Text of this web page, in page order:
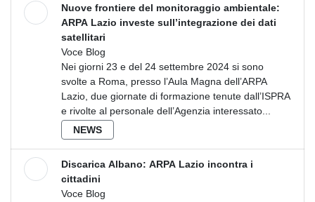
Nuove frontiere del monitoraggio ambientale:
ARPA Lazio investe sull’integrazione dei dati
satellitari
Voce Blog
Nei giorni 23 e del 24 settembre 2024 si sono
svolte a Roma, presso l’Aula Magna dell’ARPA
Lazio, due giornate di formazione tenute dall’ISPRA
e rivolte al personale dell’Agenzia interessato...
NEWS
Discarica Albano: ARPA Lazio incontra i
cittadini
Voce Blog